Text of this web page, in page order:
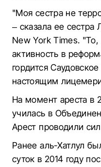
"Моя сестра не
– сказала ее сестра
New York Times.
активность в
гордится
настоящим
На момент ареста в
училась в
Арест проводили
Ранее аль-Хатлул
суток в 2014 году